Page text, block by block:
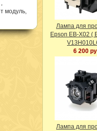
модуль,
Лампа для
Epson EB-X02 (
6 200
Лампа для